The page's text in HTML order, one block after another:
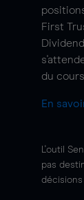
First
du
En
L'outil
pas